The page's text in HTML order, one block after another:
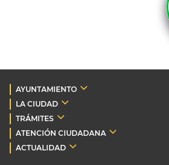
AYUNTAMIENTO
LA CIUDAD
TRÁMITES
ATENCIÓN CIUDADANA
ACTUALIDAD